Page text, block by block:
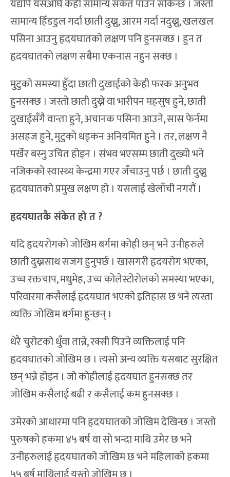
यद्यपि यसअघि केही सामान्य संकेत पाउन सकिन्छ । जस्तो
सामान्य हिँडडुल गर्दा छाती दुख्नु, आरम गर्दा नदुख्नु, खलखल
पसिना आउनु हृदयघातको लक्षण पनि हुनसक्छ । हुन त
हृदयघातको लक्षण सबैमा एकनास नहुन सक्छ ।
मुटुको समस्या हुँदा छाती दुखाईको केही फरक अनुभव
हुनसक्छ । जस्तो छाती दुख्ने वा भारीपन महसुष हुने, छाती
दुखाईसँगै वान्ता हुने, अचानक पसिना आउने, सास फेर्नमा
असहज हुने, मुटुको धड्कन अनियमित हुने । तर, लक्षण नै
पर्खेर बस्नु उचित होइन । संभव भएसम्म छाती दुख्यो भने
नजिकको स्वास्थ्य केन्द्रमा गएर जँचाउनु पर्छ । छाती दुख्नु
हृदयघातको प्रमुख लक्षण हो । यसलाई खेलाँची नगरौं ।
हृदयघातकै संकेत हो त ?
यदि हृदयरोगको जोखिम बर्गमा कोही छन् भने उनीहरुले
छाती दुख्नसाथ सजग हुनुपर्छ । खासगरी हृदयरोग भएका,
उच्च रक्तचाप, मधुमेह, उच्च कोलेस्टोरोलको समस्या भएका,
परिवारमा कसैलाई हृदयघात भएको इतिहास छ भने त्यस्ता
व्यक्ति जोखिम बर्गमा हुन्छन् ।
धेरै चुरोटको धुँवा तान्ने, रक्सी पिउने व्यक्तिलाई पनि
हृदयघातको जोखिम छ । त्यसो अन्य व्यक्ति यसबाट सुरक्षित
छन् भन्ने होइन । जो कोहीलाई हृदयघात हुनसक्छ तर
जोखिम कसैलाई बढी र कसैलाई कम हुनसक्छ ।
उमेरको आधारमा पनि हृदयघातको जोखिम देखिन्छ । जस्तो
पुरुषको हकमा ४५ बर्ष वा सो भन्दा माथि उमेर छ भने
उनीहरुलाई हृदयघातको जोखिम छ भने महिलाको हकमा